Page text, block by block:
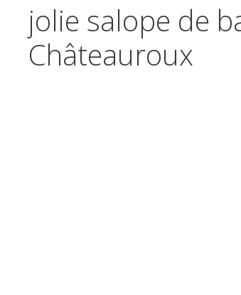
jolie salope de
Châteauroux